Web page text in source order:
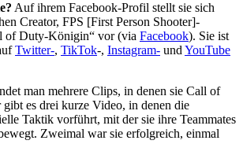
Auf ihrem Facebook-Profil stellt sie sich
Creator, FPS [First Person Shooter]-
of Duty-Königin“ vor (via Facebook). Sie ist
Twitter-, TikTok-, Instagram- undYouTube
man mehrere Clips, in denen sie Call of
es drei kurze Video, in denen die
Taktik vorführt, mit der sie ihre Teammates
Zweimal war sie erfolgreich, einmal